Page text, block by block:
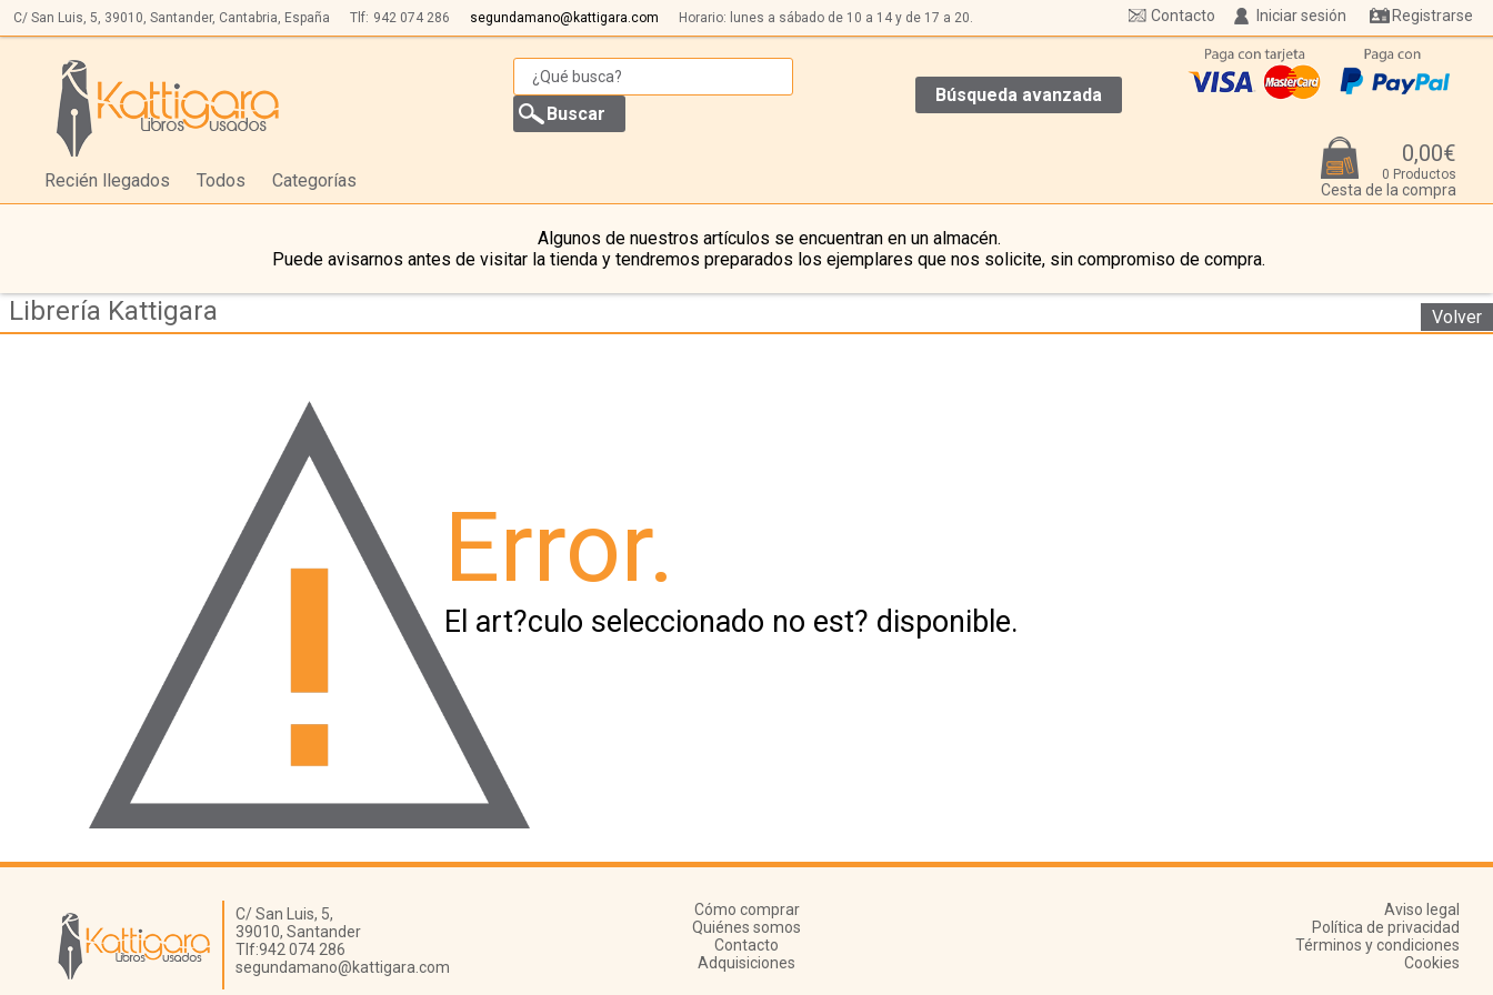
C/ San Luis, 5, 39010, Santander, Cantabria, España Tlf: 942 074 286 segundamano@kattigara.com Horario: lunes a sábado de 10 a 14 y de 17 a 20. Iniciar sesión Registrarse
Contacto
Búsqueda avanzada
Recién llegados Todos Categorías
0,00€
0 Productos
Cesta de la compra
Algunos de nuestros artículos se encuentran en un almacén.
Puede avisarnos antes de visitar la tienda y tendremos preparados los ejemplares que nos solicite, sin compromiso de compra.
Librería Kattigara Volver
Error.
El art?culo seleccionado no est? disponible.
Librería Kattigara
C/ San Luis, 5,
39010, Santander
Tlf:942 074 286
segundamano@kattigara.com
Cómo comprar
Quiénes somos
Contacto
Adquisiciones
Aviso legal
Política de privacidad
Términos y condiciones
Cookies